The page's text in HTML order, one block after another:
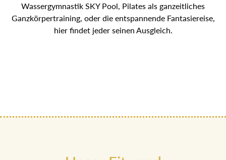
Entspannungsmöglichkeiten an. Ob aktivierender
Wassergymnastik SKY Pool, Pilates als ganzeitliches
Ganzkörpertraining, oder die entspannende Fantasiereise,